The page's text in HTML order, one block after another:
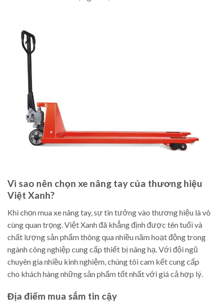
Vì sao nên chọn xe nâng tay của thương hiệu
Việt Xanh?
Khi chọn mua xe nâng tay, sự tin tưởng vào thương hiệu là vô
cùng quan trọng. Việt Xanh đã khẳng định được tên tuổi và
chất lượng sản phẩm thông qua nhiều năm hoạt động trong
ngành công nghiệp cung cấp thiết bị nâng hạ. Với đội ngũ
chuyên gia nhiều kinh nghiệm, chúng tôi cam kết cung cấp
cho khách hàng những sản phẩm tốt nhất với giá cả hợp lý.
Địa điểm mua sắm tin cậy